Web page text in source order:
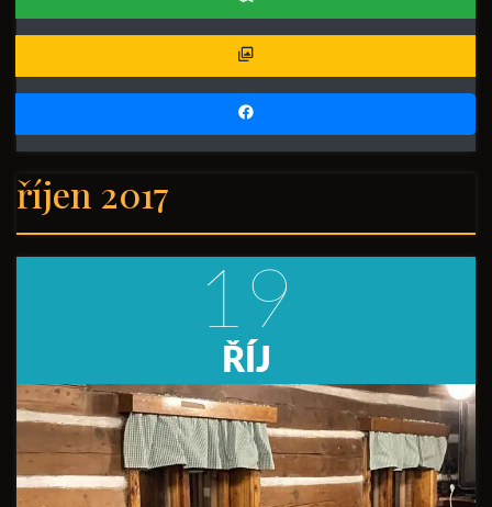
říjen 2017
19
ŘÍJ